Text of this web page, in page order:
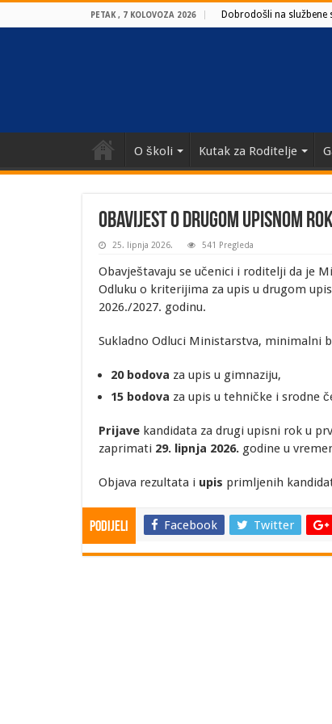
PETAK , 7 KOLOVOZA 2026 Dobrodošli na službene
O školi Kutak za Roditelje
OBAVIJEST O DRUGOM UPISNOM
25. lipnja 2026. 541 Pregleda
Obavještavaju se učenici i roditelji da je
Odluku o kriterijima za upis u drugom
2026./2027. godinu.
Sukladno Odluci Ministarstva, minimalni
20 bodova za upis u gimnaziju,
15 bodova za upis u tehničke i srodne
Prijave kandidata za drugi upisni rok u
zaprimati 29. lipnja 2026. godine u
Objava rezultata i upis primljenih
Podijeli Facebook Twitter